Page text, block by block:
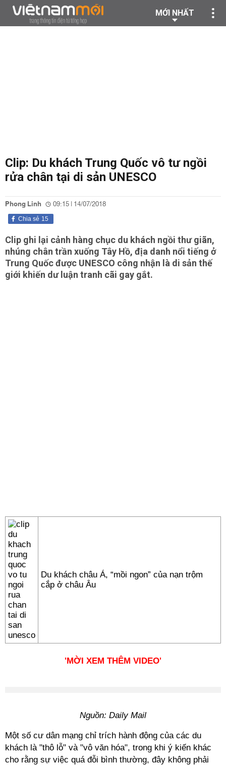
MỚI NHẤT
Clip: Du khách Trung Quốc vô tư ngồi
rửa chân tại di sản UNESCO
Phong Linh 09:15 | 14/07/2018
15
Chia sẻ
Clip ghi lại cảnh hàng chục du khách ngồi thư giãn,
nhúng chân trần xuống Tây Hồ, địa danh nổi tiếng ở
Trung Quốc được UNESCO công nhận là di sản thế
giới khiến dư luận tranh cãi gay gắt.
Du khách châu Á, “mồi ngon” của nạn trộm
cắp ở châu Âu
'MỜI XEM THÊM VIDEO'
Nguồn: Daily Mail
Một số cư dân mạng chỉ trích hành động của các du
khách là "thô lỗ" và "vô văn hóa", trong khi ý kiến khác
cho rằng sự việc quá đỗi bình thường, đây không phải